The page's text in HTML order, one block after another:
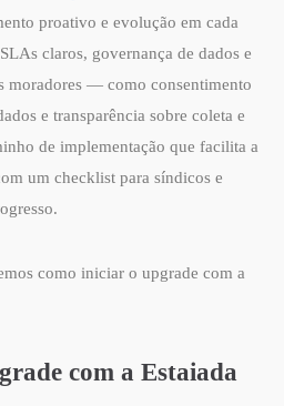
proativo e evolução em cada
claros, governança de dados e
moradores — como consentimento
e transparência sobre coleta e
de implementação que facilita a
um checklist para síndicos e
como iniciar o upgrade com a
com a Estaiada